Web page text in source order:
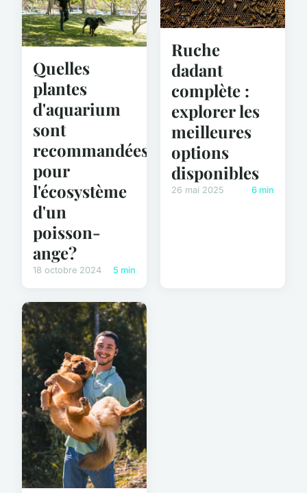
Quelles
plantes
d'aquarium
sont
recommandées
pour
l'écosystème
d'un
poisson-
ange?
18 octobre 2024 5 min
Ruche
dadant
complète :
explorer les
meilleures
options
disponibles
26 mai 2025 6 min